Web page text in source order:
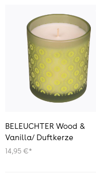
BELEUCHTER Wood &
Vanilla/ Duftkerze
14,95 €*